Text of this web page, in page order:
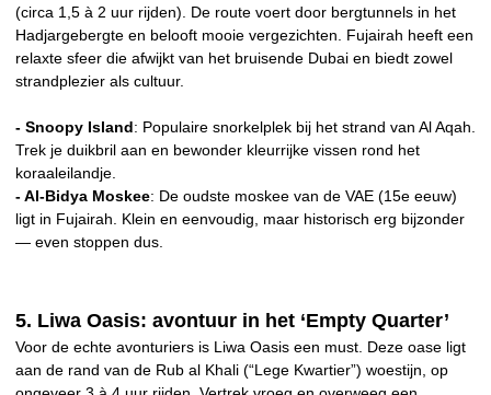
(circa 1,5 à 2 uur rijden). De route voert door bergtunnels in het
Hadjargebergte en belooft mooie vergezichten. Fujairah heeft een
relaxte sfeer die afwijkt van het bruisende Dubai en biedt zowel
strandplezier als cultuur.
- Snoopy Island: Populaire snorkelplek bij het strand van Al Aqah.
Trek je duikbril aan en bewonder kleurrijke vissen rond het
koraaleilandje.
- Al-Bidya Moskee: De oudste moskee van de VAE (15e eeuw)
ligt in Fujairah. Klein en eenvoudig, maar historisch erg bijzonder
— even stoppen dus.
5. Liwa Oasis: avontuur in het ‘Empty Quarter’
Voor de echte avonturiers is Liwa Oasis een must. Deze oase ligt
aan de rand van de Rub al Khali (“Lege Kwartier”) woestijn, op